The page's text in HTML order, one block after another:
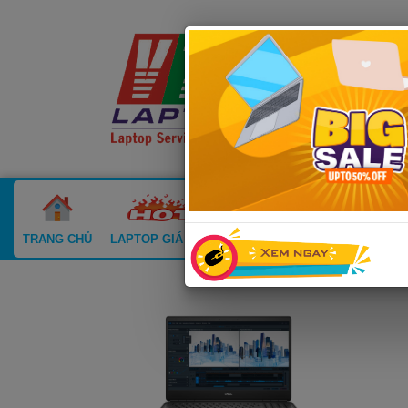
TRANG CHỦ LAPTOP GIÁ SỐC LAPTOP CŨ